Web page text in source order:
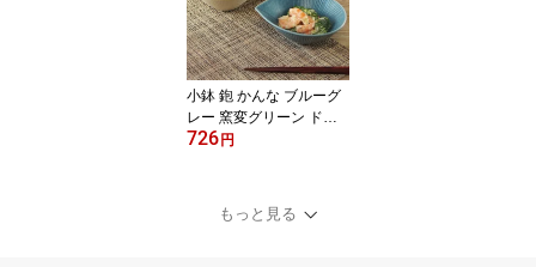
石 大理石 洋食器 自然 業
務用 クリスマス
小鉢 鉋 かんな ブルーグ
レー 窯変グリーン ドル
チェイエロー おしゃれ
カジュアル
726 円
もっと見る